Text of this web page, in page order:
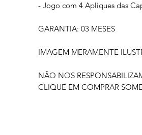
- Jogo com 4 Apliques das
GARANTIA: 03 MESES
IMAGEM MERAMENTE
NÃO NOS
CLIQUE EM COMPRAR